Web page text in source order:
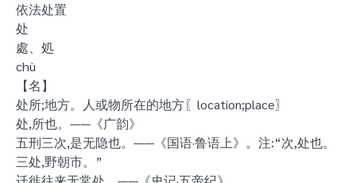
依法处置
处
處、処
chù
【名】
处所;地方。人或物所在的地方〖location;place〗
处,所也。——《广韵》
五刑三次,是无隐也。——《国语·鲁语上》。注:“次,处也。
三处,野朝市。”